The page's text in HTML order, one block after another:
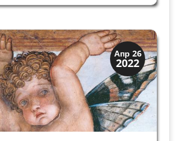
13 мая 2022 годаВыставка
карьеры...
Апр 26
2022
и Падуя
Экскурсии